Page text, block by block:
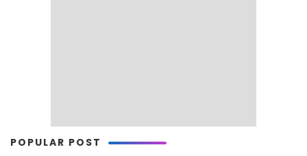
POPULAR POST